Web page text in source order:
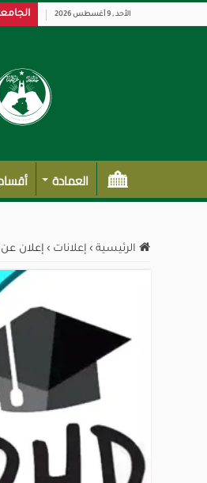
الأحد , 9 أغسطس 2026
العمادة
الرئيسية › إعلانات › إعلان